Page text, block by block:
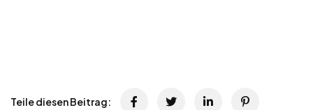
Teile diesen Beitrag: